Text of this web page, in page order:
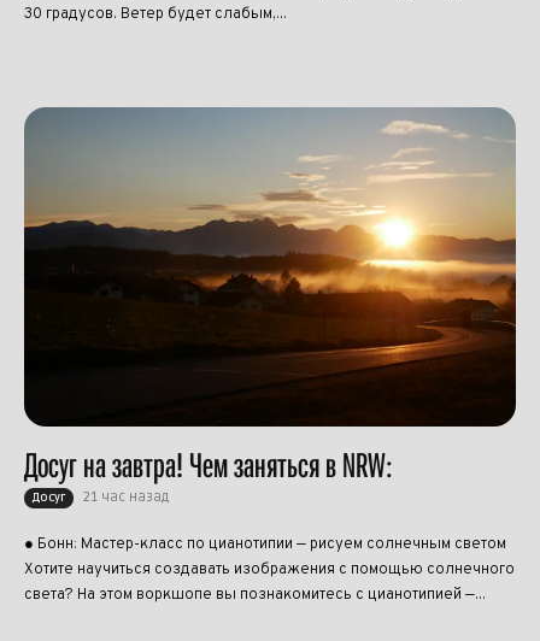
30 градусов. Ветер будет слабым,...
Досуг на завтра! Чем заняться в NRW:
Досуг 21 час назад
● Бонн: Мастер-класс по цианотипии — рисуем солнечным светом
Хотите научиться создавать изображения с помощью солнечного
света? На этом воркшопе вы познакомитесь с цианотипией —...